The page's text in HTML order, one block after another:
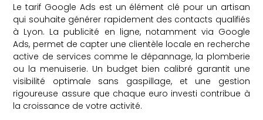
Le tarif Google Ads est un élément clé pour un artisan
qui souhaite générer rapidement des contacts qualifiés
à Lyon. La publicité en ligne, notamment via Google
Ads, permet de capter une clientèle locale en recherche
active de services comme le dépannage, la plomberie
ou la menuiserie. Un budget bien calibré garantit une
visibilité optimale sans gaspillage, et une gestion
rigoureuse assure que chaque euro investi contribue à
la croissance de votre activité.